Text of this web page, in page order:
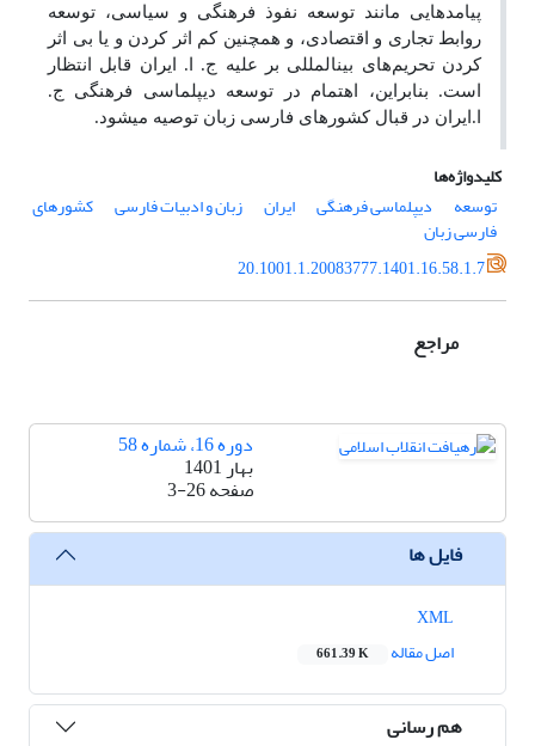
پیامدهایی مانند توسعه نفوذ فرهنگی و سیاسی، توسعه
روابط تجاری و اقتصادی، و همچنین کم اثر کردن و یا بی اثر
کردن تحریم‌های بین­المللی بر علیه ج. ا. ایران قابل انتظار
است. بنابراین، اهتمام در توسعه دیپلماسی فرهنگی ج.
ا.ایران در قبال کشورهای فارسی زبان توصیه می­شود.
کلیدواژه‌ها
توسعه
دیپلماسی فرهنگی ایران زبان و ادبیات فارسی کشورهای
فارسی زبان
20.1001.1.20083777.1401.16.58.1.7
مراجع
دوره 16، شماره 58
بهار 1401
صفحه3-26
فایل ها
اصل مقاله
661.39 K
هم رسانی